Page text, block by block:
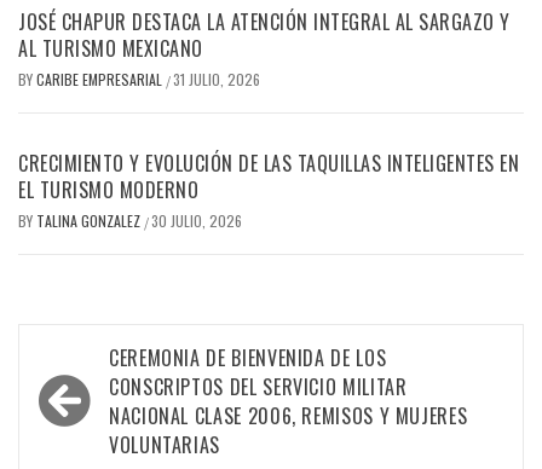
JOSÉ CHAPUR DESTACA LA ATENCIÓN INTEGRAL AL SARGAZO Y
AL TURISMO MEXICANO
BYCARIBE EMPRESARIAL /31 JULIO, 2026
CRECIMIENTO Y EVOLUCIÓN DE LAS TAQUILLAS INTELIGENTES EN
EL TURISMO MODERNO
BY TALINA GONZALEZ /30 JULIO, 2026
Navegación
de
entradas
CEREMONIA DE BIENVENIDA DE LOS
CONSCRIPTOS DEL SERVICIO MILITAR
NACIONAL CLASE 2006, REMISOS Y MUJERES
VOLUNTARIAS